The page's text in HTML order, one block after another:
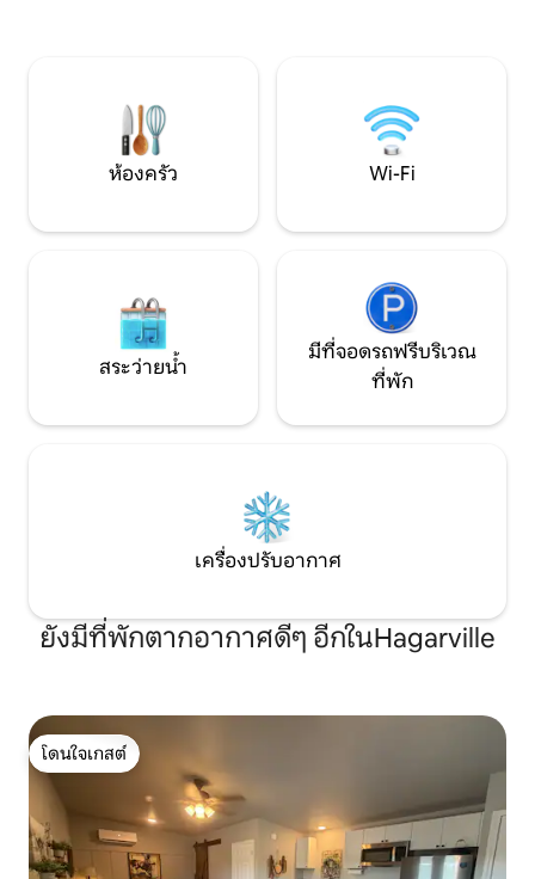
ไมล์ อีกอย่าง ห้ามนำสัตว์เลี้ยงเข้ามา!
ห้องครัว Wi-Fi
สระว่ายน้ำ
มีที่จอดรถฟรีบริเวณ
ที่พัก
เครื่องปรับอากาศ
ยังมีที่พักตากอากาศดีๆ อีกในHagarville
โดนใจเกสต์
โดนใจเกสต์